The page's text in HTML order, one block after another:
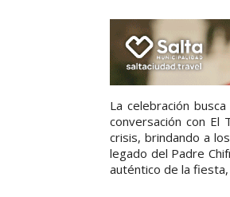
La celebración
conversación con El
crisis, brindando a
legado del Padre
auténtico de la